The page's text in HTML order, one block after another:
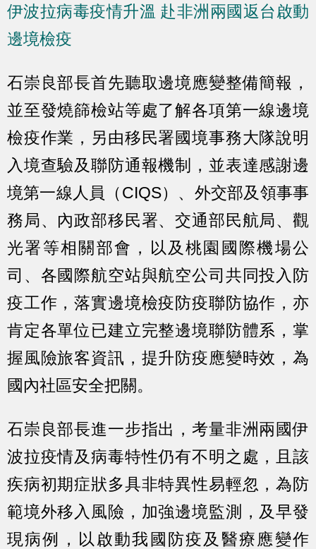
伊波拉病毒疫情升溫 赴非洲兩國返台啟動
邊境檢疫
石崇良部長首先聽取邊境應變整備簡報，
並至發燒篩檢站等處了解各項第一線邊境
檢疫作業，另由移民署國境事務大隊說明
入境查驗及聯防通報機制，並表達感謝邊
境第一線人員（CIQS）、外交部及領事事
務局、內政部移民署、交通部民航局、觀
光署等相關部會，以及桃園國際機場公
司、各國際航空站與航空公司共同投入防
疫工作，落實邊境檢疫防疫聯防協作，亦
肯定各單位已建立完整邊境聯防體系，掌
握風險旅客資訊，提升防疫應變時效，為
國內社區安全把關。
石崇良部長進一步指出，考量非洲兩國伊
波拉疫情及病毒特性仍有不明之處，且該
疾病初期症狀多具非特異性易輕忽，為防
範境外移入風險，加強邊境監測，及早發
現病例，以啟動我國防疫及醫療應變作